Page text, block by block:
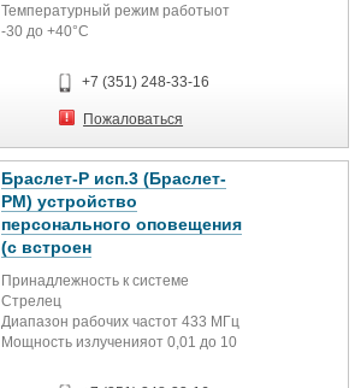
батарей и других отапливающих
приборов.
Температурный режим работыот
-30 до +40°С
Вес Не более 0.08 кг
охранно-пожарный световой
Особенности:
-непрерывный круглосуточный
режим работы;
-питание постоянным током (=12
В);
-прозрачный корпус красного
цвета;
+7 (351) 248-33-16
Пожаловаться
Браслет-Р исп.3 (Браслет-
РМ) устройство
персонального оповещения
(с встроен
Принадлежность к системе
Стрелец
Диапазон рабочих частот 433 МГц
Мощность излученияот 0,01 до 10
Дальность связи на открытом